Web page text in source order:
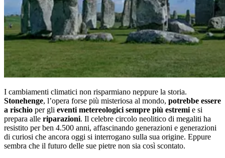
I cambiamenti climatici non risparmiano neppure la storia.
Stonehenge, l’opera forse più misteriosa al mondo, potrebbe essere
a rischio per gli eventi metereologici sempre più estremi e si
prepara alle riparazioni. Il celebre circolo neolitico di megaliti ha
resistito per ben 4.500 anni, affascinando generazioni e generazioni
di curiosi che ancora oggi si interrogano sulla sua origine. Eppure
sembra che il futuro delle sue pietre non sia così scontato.